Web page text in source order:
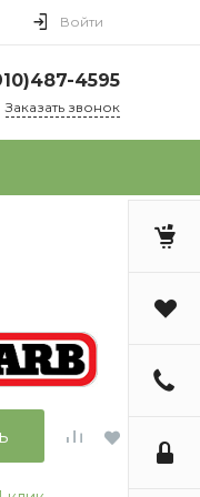
Войти
4595
Заказать звонок